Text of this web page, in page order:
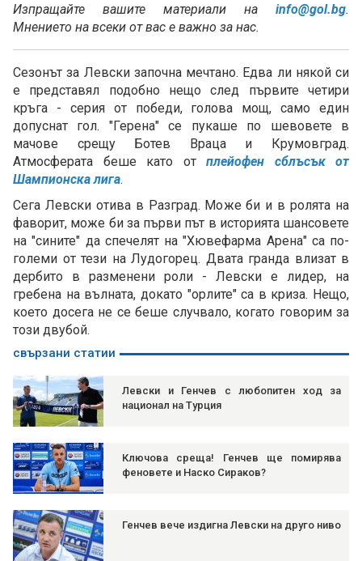
Изпращайте вашите материали на info@gol.bg.
Мнението на всеки от вас е важно за нас.
Сезонът за Левски започна мечтано. Едва ли някой си
е представял подобно нещо след първите четири
кръга - серия от победи, голова мощ, само един
допуснат гол. "Герена" се пукаше по шевовете в
мачове срещу Ботев Враца и Крумовград.
Атмосферата беше като от плейофен сблъсък от
Шампионска лига.
Сега Левски отива в Разград. Може би и в ролята на
фаворит, може би за първи път в историята шансовете
на "сините" да спечелят на "Хювефарма Арена" са по-
големи от тези на Лудогорец. Двата гранда влизат в
дербито в разменени роли - Левски е лидер, на
гребена на вълната, докато "орлите" са в криза. Нещо,
което досега не се беше случвало, когато говорим за
този двубой.
свързани статии
Левски и Генчев с любопитен ход за
национал на Турция
Ключова среща! Генчев ще помирява
феновете и Наско Сираков?
Генчев вече издигна Левски на друго ниво